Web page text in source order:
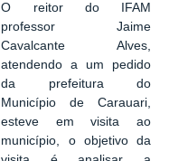
Show image carousel
O reitor do IFAM
professor Jaime
Cavalcante Alves,
atendendo a um pedido
da prefeitura do
Município de Carauari,
esteve em visita ao
município, o objetivo da